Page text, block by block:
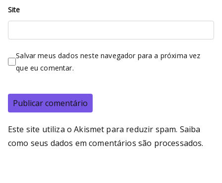
Site
Salvar meus dados neste navegador para a próxima vez
que eu comentar.
Este site utiliza o Akismet para reduzir spam. Saiba
como seus dados em comentários são processados.